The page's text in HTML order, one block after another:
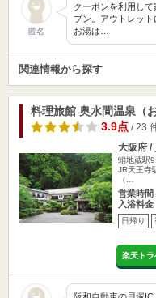
匿名
クーポンを利用し
プン。アウトレット
お湯は…
関連情報から探す
料理旅館 奥水間温泉（
3.9点/ 23
大阪府 /
蛸地蔵駅
JR天王寺
（…
営業時間
入浴料金
日帰り
楽天トラ